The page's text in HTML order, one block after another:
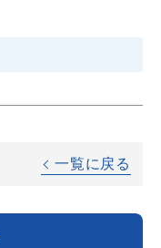
一覧に戻る